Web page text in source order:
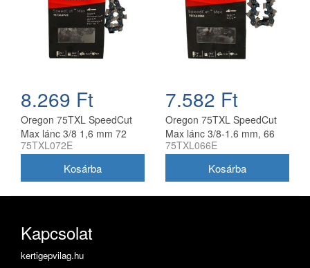
8.269 Ft
Oregon 75TXL SpeedCut
Max lánc 3/8 1,6 mm 72
szem
75TXL072E
7.582 Ft
Oregon 75TXL SpeedCut
Max lánc 3/8-1.6 mm, 66
szem
75TXL066E
Kapcsolat
kertigepvilag.hu